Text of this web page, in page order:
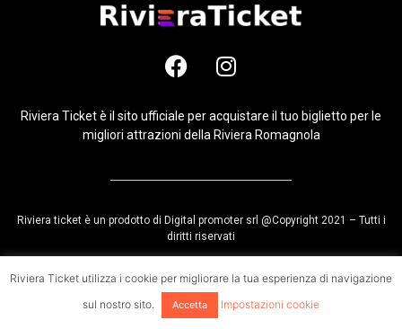
Riviera Ticket è il sito ufficiale per acquistare il tuo biglietto per le
migliori attrazioni della Riviera Romagnola
Riviera ticket è un prodotto di Digital promoter srl @Copyright 2021 – Tutti i
diritti riservati
Riviera Ticket utilizza i cookie per migliorare la tua esperienza di navigazione
sul nostro sito.
Accetta Impostazioni cookie